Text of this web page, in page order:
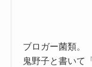
ブロガー菌類。
鬼野子と書いて